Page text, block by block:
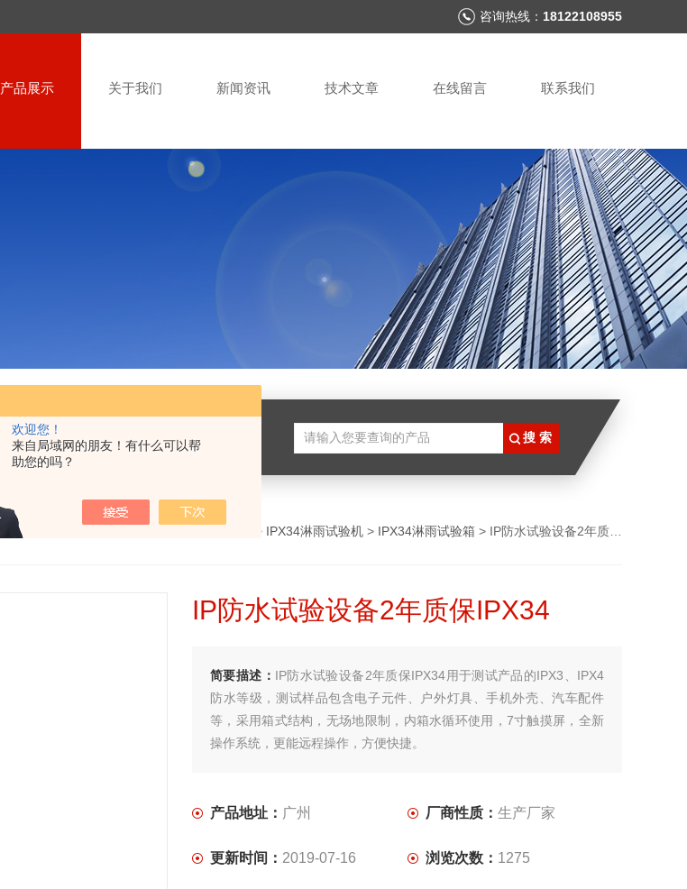
欢迎您！
来自局域网的朋友！有什么可以帮
助您的吗？
咨询热线： 18122108955
产品展示 关于我们 新闻资讯 技术文章 在线留言 联系我们
> IPX34淋雨试验机 > IPX34淋雨试验箱 > IP防水试验设备2年质保IPX34
IP防水试验设备2年质保IPX34
简要描述： IP防水试验设备2年质保IPX34用于测试产品的IPX3、IPX4
防水等级，测试样品包含电子元件、户外灯具、手机外壳、汽车配件
等，采用箱式结构，无场地限制，内箱水循环使用，7寸触摸屏，全新
操作系统，更能远程操作，方便快捷。
产品地址： 广州 厂商性质： 生产厂家
更新时间： 2019-07-16 浏览次数： 1275